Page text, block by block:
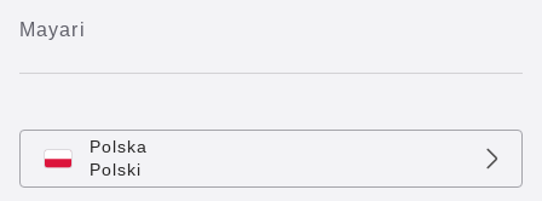
Mayari
Polska
Polski